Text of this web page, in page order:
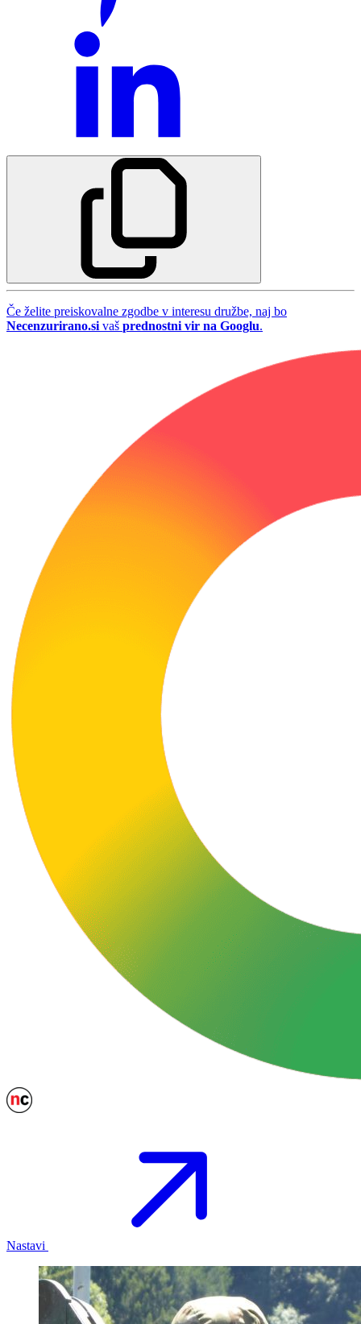
Če želite preiskovalne zgodbe v interesu družbe, naj bo
Necenzurirano.si vaš prednostni vir na Googlu.
Nastavi